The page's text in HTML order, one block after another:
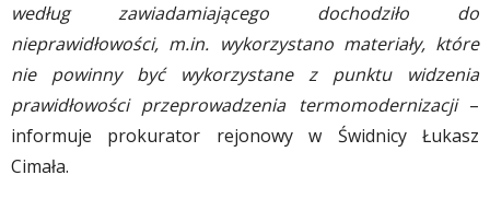
według zawiadamiającego dochodziło do
nieprawidłowości, m.in. wykorzystano materiały, które
nie powinny być wykorzystane z punktu widzenia
prawidłowości przeprowadzenia termomodernizacji–
informuje prokurator rejonowy w Świdnicy Łukasz
Cimała.